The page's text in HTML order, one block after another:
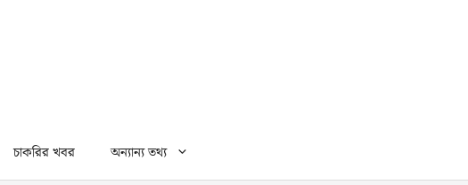
চাকরির খবর অন্যান্য তথ্য